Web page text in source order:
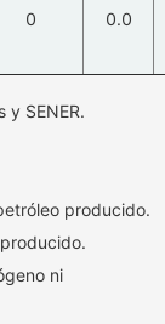
0 0.0
y SENER.
producido.
ni